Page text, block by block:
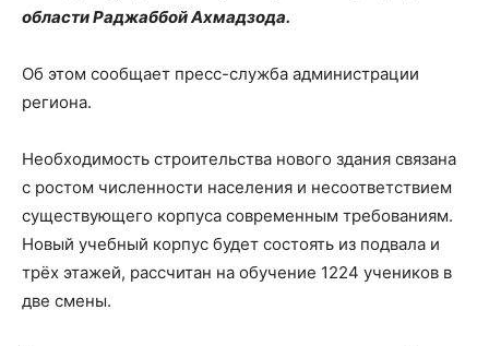
области Раджаббой Ахмадзода.
Об этом сообщает пресс-служба администрации
региона.
Необходимость строительства нового здания связана
с ростом численности населения и несоответствием
существующего корпуса современным требованиям.
Новый учебный корпус будет состоять из подвала и
трёх этажей, рассчитан на обучение 1224 учеников в
две смены.